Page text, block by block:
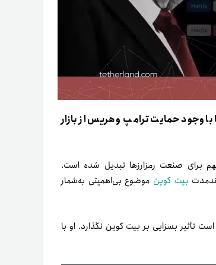
وجود حمایت ترامپ و هریس از بازار
برای صنعت رمزارزها تبدیل شده است.
بیت کوین موضوع بی‌اهمیتی به‌شمار
کرد که نتیجه انتخابات ۲۰۲۴ آمریکا ممکن است تأثیر بسزایی بر بیت کوین نگذارد. او با